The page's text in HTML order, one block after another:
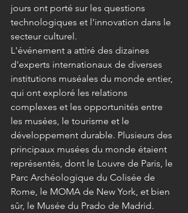
jours ont porté sur les questions
technologiques et l'innovation dans le
secteur culturel.
L'événement a attiré des dizaines
d'experts internationaux de diverses
institutions muséales du monde entier,
qui ont exploré les relations
complexes et les opportunités entre
les musées, le tourisme et le
développement durable. Plusieurs des
principaux musées du monde étaient
représentés, dont le Louvre de Paris, le
Parc Archéologique du Colisée de
Rome, le MOMA de New York, et bien
sûr, le Musée du Prado de Madrid.